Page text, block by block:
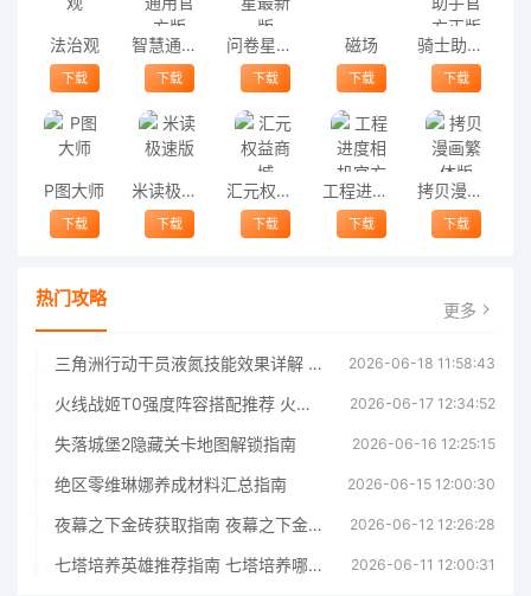
法治观
下载
智慧通用官方版
下载
问卷星最新版
下载
磁场
下载
骑士助手官方正版
下载
P图大师
下载
米读极速版
下载
汇元权益商城
下载
工程进度相机官方版
下载
拷贝漫画繁体版
下载
热门攻略 更多
三角洲行动干员液氮技能效果详解 三角洲行动干员液氮技能介绍 2026-06-18 11:58:43
火线战姬T0强度阵容搭配推荐 火线战姬T0强度阵容哪个好 2026-06-17 12:34:52
失落城堡2隐藏关卡地图解锁指南 2026-06-16 12:25:15
绝区零维琳娜养成材料汇总指南 2026-06-15 12:00:30
夜幕之下金砖获取指南 夜幕之下金砖获取方法 2026-06-12 12:26:28
七塔培养英雄推荐指南 七塔培养哪个英雄好 2026-06-11 12:00:31